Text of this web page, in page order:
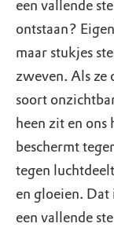
een vallende
ontstaan?
maar stukjes
zweven. Als ze
soort
heen zit en
beschermt
tegen
en gloeien. Dat
een vallende